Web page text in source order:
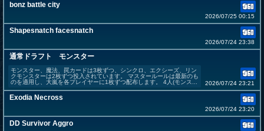
bonz battle city
2026/07/25 00:15
Shapesnatch facesnatch
2026/07/24 23:38
通常ドラフト モンスター
モンスター、魔法、罠カードは3枚ずつ、シンクロ、エクシーズ、リン
クモンスターは2枚ずつ投入されています。 マスタールールは最新のも
のを適用し、大嵐を各プレイヤーに1枚ずつ配布します。 4人(モンス...
2026/07/24 23:21
Exodia Necross
2026/07/24 23:20
DD Survivor Aggro